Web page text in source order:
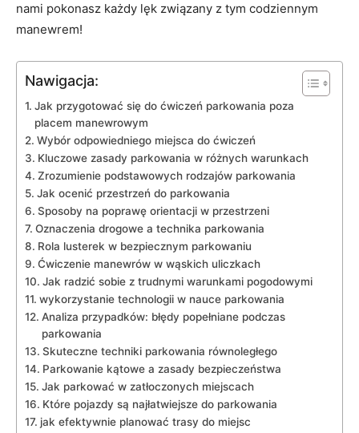
nami pokonasz każdy lęk związany z tym codziennym
manewrem!
Nawigacja:
Jak przygotować się do ćwiczeń parkowania poza
placem manewrowym
Wybór odpowiedniego miejsca do ćwiczeń
Kluczowe zasady parkowania w różnych warunkach
Zrozumienie podstawowych rodzajów parkowania
Jak ocenić przestrzeń do parkowania
Sposoby na poprawę orientacji w przestrzeni
Oznaczenia drogowe a technika parkowania
Rola lusterek w bezpiecznym parkowaniu
Ćwiczenie manewrów w wąskich uliczkach
Jak radzić sobie z trudnymi warunkami pogodowymi
wykorzystanie technologii w nauce parkowania
Analiza przypadków: błędy popełniane podczas
parkowania
Skuteczne techniki parkowania równoległego
Parkowanie kątowe a zasady bezpieczeństwa
Jak parkować w zatłoczonych miejscach
Które pojazdy są najłatwiejsze do parkowania
jak efektywnie planować trasy do miejsc